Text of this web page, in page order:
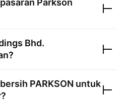
Parkson
Bhd.
PARKSON untuk